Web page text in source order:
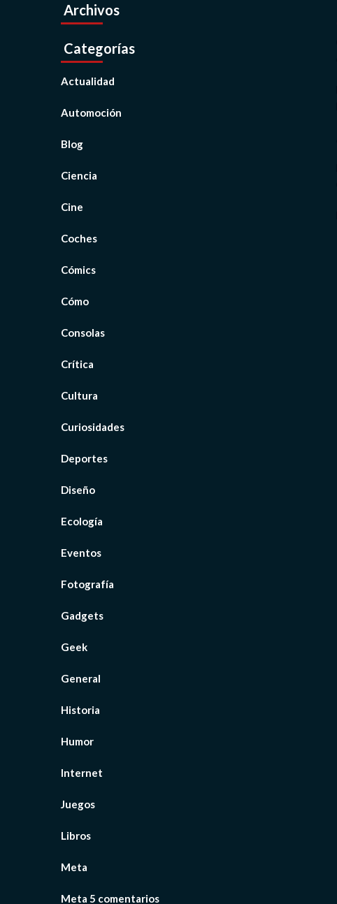
Archivos
Categorías
Actualidad
Automoción
Blog
Ciencia
Cine
Coches
Cómics
Cómo
Consolas
Crítica
Cultura
Curiosidades
Deportes
Diseño
Ecología
Eventos
Fotografía
Gadgets
Geek
General
Historia
Humor
Internet
Juegos
Libros
Meta
Meta 5 comentarios